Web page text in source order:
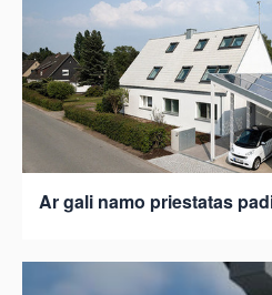
Ar gali namo priestatas